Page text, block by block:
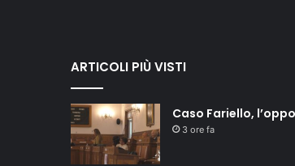
ARTICOLI PIÙ VISTI
Caso Fariello,
3 ore fa